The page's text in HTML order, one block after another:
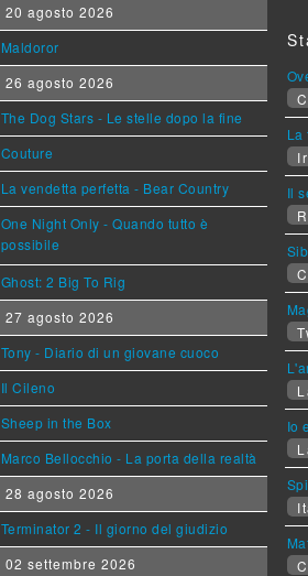
20 agosto 2026
Maldoror
26 agosto 2026
The Dog Stars - Le stelle dopo la fine
Couture
La vendetta perfetta - Bear Country
One Night Only - Quando tutto è
possibile
Ghost: 2 Big To Rig
27 agosto 2026
Tony - Diario di un giovane cuoco
Il Cileno
Sheep in the Box
Marco Bellocchio - La porta della realtà
28 agosto 2026
Terminator 2 - Il giorno del giudizio
02 settembre 2026
La
Il
Io